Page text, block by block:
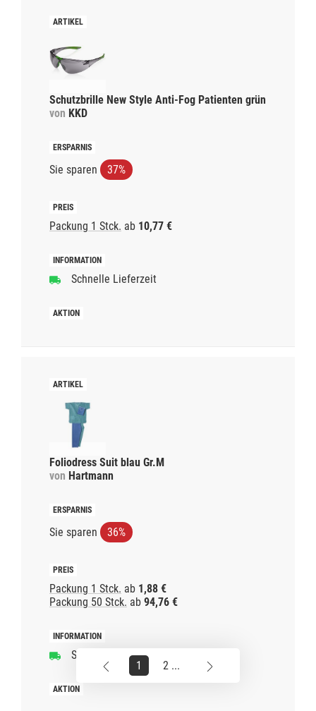
Schutzbrille New Style Anti-Fog Patienten grün
von KKD
Sie sparen 37%
Packung 1 Stck. ab 10,77 €
Schnelle Lieferzeit
Foliodress Suit blau Gr.M
von Hartmann
Sie sparen 36%
Packung 1 Stck. ab 1,88 €
Packung 50 Stck. ab 94,76 €
Schnelle Lieferzeit
1 2 ...